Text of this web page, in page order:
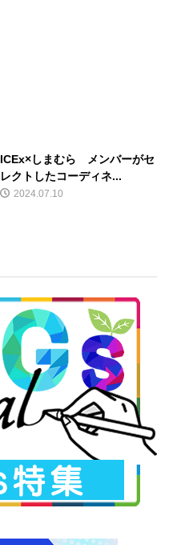
ICEx×しまむら メンバーがセ
レクトしたコーディネ...
2024.07.10